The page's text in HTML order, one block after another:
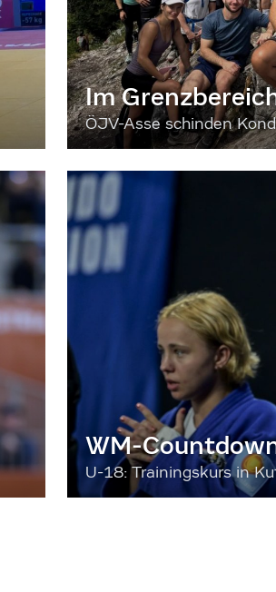
Im
ÖJV-Asse schinden
WM-
U-18: Trainingskurs in